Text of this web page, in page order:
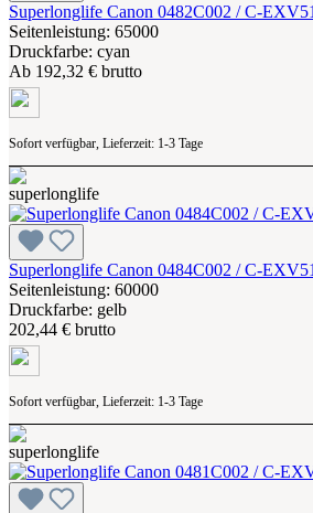
Superlonglife Canon 0482C002 / C-
Seitenleistung: 65000
Druckfarbe: cyan
Ab 192,32 € brutto
Sofort verfügbar, Lieferzeit: 1-3 Tage
Superlonglife Canon 0484C002 / C-
Seitenleistung: 60000
Druckfarbe: gelb
202,44 € brutto
Sofort verfügbar, Lieferzeit: 1-3 Tage